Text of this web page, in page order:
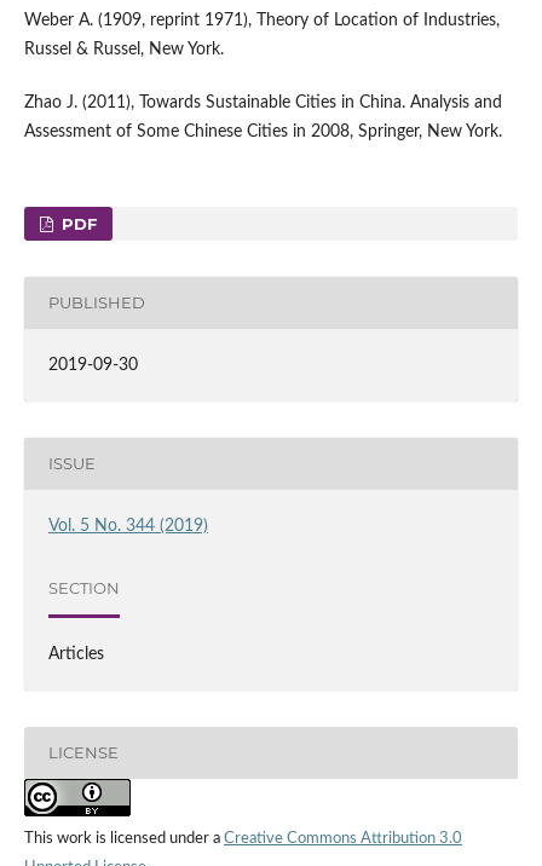
Weber A. (1909, reprint 1971), Theory of Location of Industries,
Russel & Russel, New York.
Zhao J. (2011), Towards Sustainable Cities in China. Analysis and
Assessment of Some Chinese Cities in 2008, Springer, New York.
PDF
PUBLISHED
2019-09-30
ISSUE
Vol. 5 No. 344 (2019)
SECTION
Articles
LICENSE
This work is licensed under a Creative Commons Attribution 3.0